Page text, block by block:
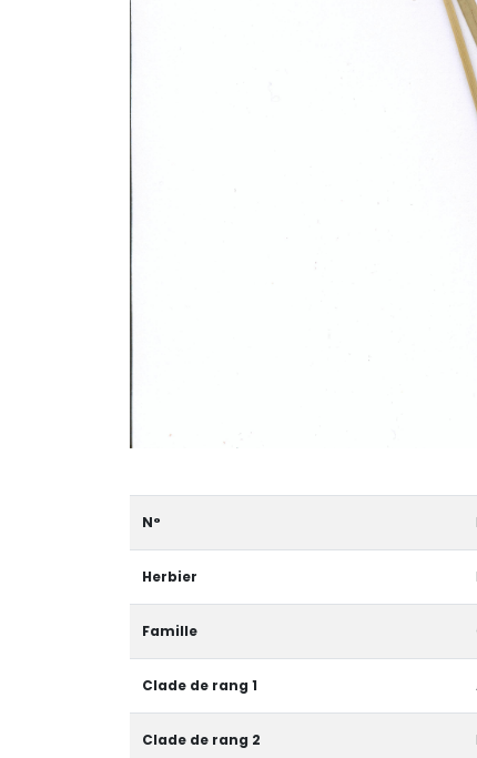
N°
Herbier
Famille
Clade de rang 1
Clade de rang 2